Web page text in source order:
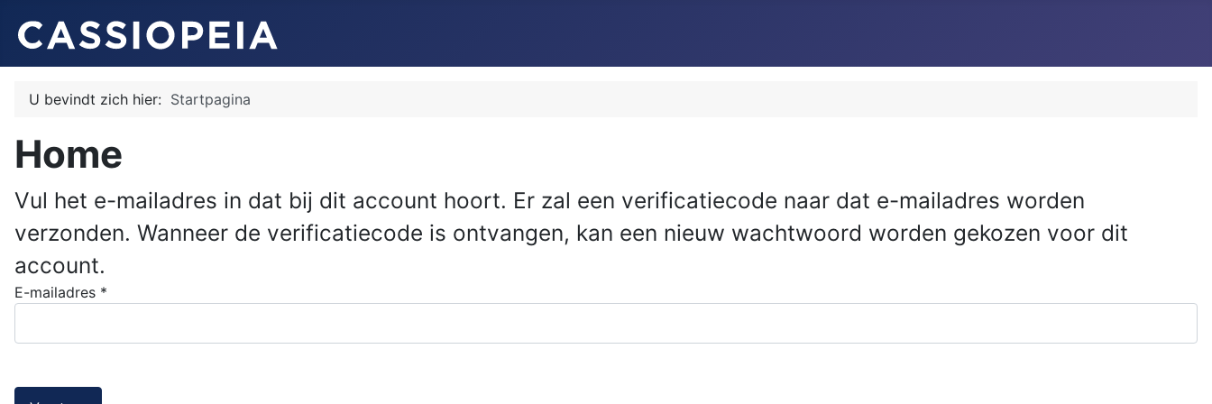
U bevindt zich hier: Startpagina
Home
Vul het e-mailadres in dat bij dit account hoort. Er zal een verificatiecode naar dat e-mailadres worden
verzonden. Wanneer de verificatiecode is ontvangen, kan een nieuw wachtwoord worden gekozen voor dit
account.
E-mailadres *